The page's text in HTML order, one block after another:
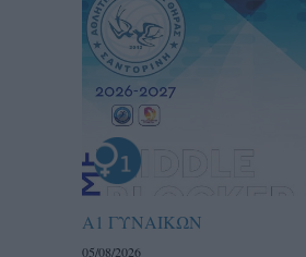
Α1 ΓΥΝΑΙΚΩΝ
05/08/2026